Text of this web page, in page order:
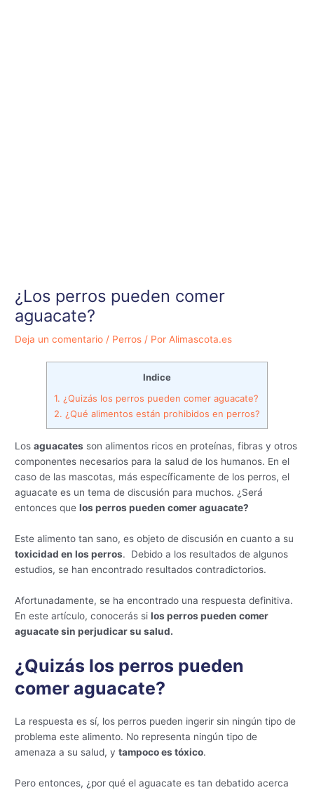
¿Los perros pueden comer
aguacate?
Deja un comentario / Perros / PorAlimascota.es
Indice
1. ¿Quizás los perros pueden comer aguacate?
2. ¿Qué alimentos están prohibidos en perros?
Losaguacates son alimentos ricos en proteínas, fibras y otros
componentes necesarios para la salud de los humanos. En el
caso de las mascotas, más específicamente de los perros, el
aguacate es un tema de discusión para muchos. ¿Será
entonces quelos perros pueden comer aguacate?
Este alimento tan sano, es objeto de discusión en cuanto a su
toxicidad en los perros. Debido a los resultados de algunos
estudios, se han encontrado resultados contradictorios.
Afortunadamente, se ha encontrado una respuesta definitiva.
En este artículo, conocerás silos perros pueden comer
aguacate sin perjudicar su salud.
¿Quizás los perros pueden
comer aguacate?
La respuesta es sí, los perros pueden ingerir sin ningún tipo de
problema este alimento. No representa ningún tipo de
amenaza a su salud, ytampoco es tóxico.
Pero entonces, ¿por qué el aguacate es tan debatido acerca